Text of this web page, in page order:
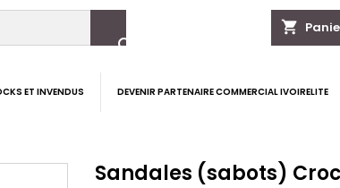
shopping_cart

ET INVENDUS DEVENIR PARTENAIRE COMMERCIAL IVOIRELITE
Sandales (sabots)